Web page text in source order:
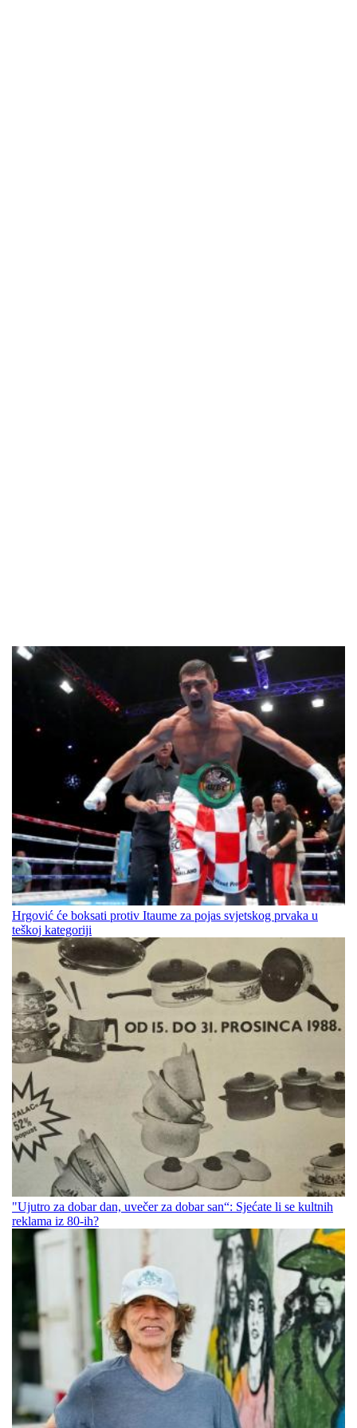
Hrgović će boksati protiv Itaume za pojas svjetskog prvaka u
teškoj kategoriji
"Ujutro za dobar dan, uvečer za dobar san“: Sjećate li se kultnih
reklama iz 80-ih?